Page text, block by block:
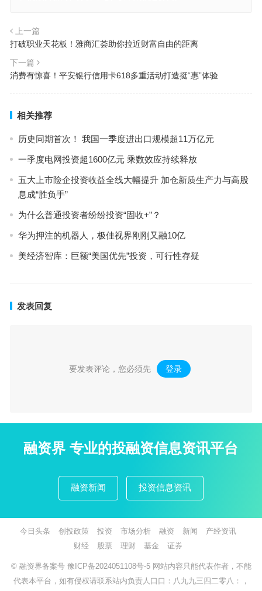
上一篇
打破职业天花板！雅商汇荟助你拉近财富自由的距离
下一篇
消费有惊喜！平安银行信用卡618多重活动打造挺“惠”体验
相关推荐
历史同期首次！ 我国一季度进出口规模超11万亿元
一季度电网投资超1600亿元 乘数效应持续释放
五大上市险企投资收益全线大幅提升 加仓新质生产力与高股
息成“胜负手”
为什么普通投资者纷纷投资“固收+”？
华为押注的机器人，极佳视界刚刚又融10亿
美经济智库：巨额“美国优先”投资，可行性存疑
发表回复
要发表评论，您必须先 登录 。
融资界 专业的投融资信息资讯平台
融资新闻 投资信息资讯
今日头条 创投政策 投资 市场分析 融资 新闻
产经资讯
财经
股票 理财 基金 证券
© 融资界备案号 豫ICP备2024051108号-5 网站内容只能代表作者，不能
代表本平台，如有侵权请联系站内负责人口口：八九九三四二零八：，